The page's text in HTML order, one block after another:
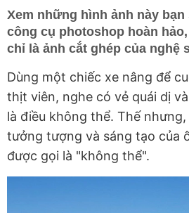
Xem những hình ảnh này bạn
công cụ photoshop hoàn
chỉ là ảnh cắt ghép của nghệ
Dùng một chiếc xe nâng để
thịt viên, nghe có vẻ quái dị
là điều không thể. Thế
tưởng tượng và sáng tạo của
được gọi là "không thể".